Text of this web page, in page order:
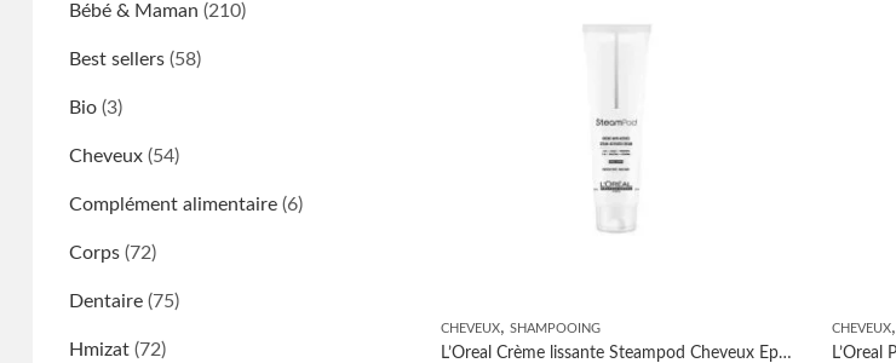
CHEVEUX,SHAMPOOING
L’Oreal Crème lissante Steampod Cheveux Epais ou Très Sensibilisés 200 ml
CHEVEUX,
Bébé & Maman (210)
Best sellers (58)
Bio (3)
Cheveux (54)
Complément alimentaire (6)
Corps (72)
Dentaire (75)
Hmizat (72)